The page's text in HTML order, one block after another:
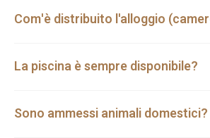
Com'è distribuito l'alloggio
La piscina è sempre disponibile?
Sono ammessi animali domestici?